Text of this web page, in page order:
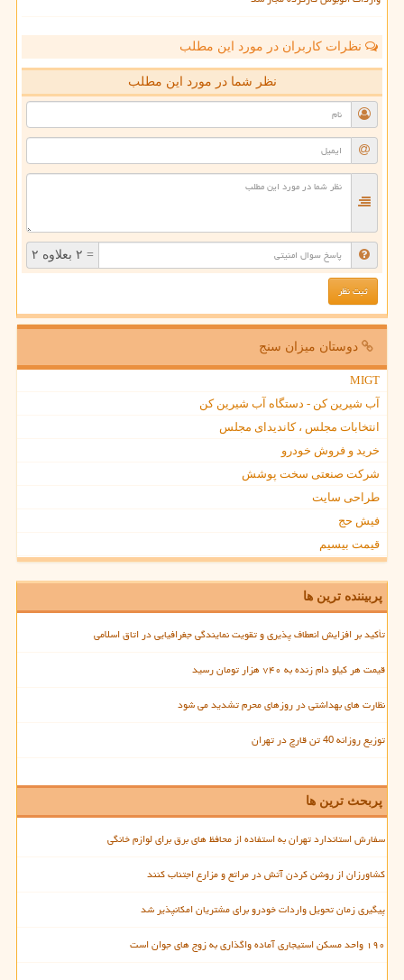
نظرات کاربران در مورد این مطلب
نظر شما در مورد این مطلب
= ۲ بعلاوه ۲
دوستان میزان سنج
MIGT
آب شیرین کن - دستگاه آب شیرین کن
انتخابات مجلس ، کاندیدای مجلس
خرید و فروش خودرو
شرکت صنعتی سخت پوشش
طراحی سایت
فیش حج
قیمت بیسیم
پربیننده ترین ها
تأکید بر افزایش انعطاف پذیری و تقویت نمایندگی جغرافیایی در اتاق اسلامی
قیمت هر کیلو دام زنده به ۷۴۰ هزار تومان رسید
نظارت های بهداشتی در روزهای محرم تشدید می شود
توزیع روزانه 40 تن قارچ در تهران
پربحث ترین ها
سفارش استاندارد تهران به استفاده از محافظ های برق برای لوازم خانگی
کشاورزان از روشن کردن آتش در مراتع و مزارع اجتناب کنند
پیگیری زمان تحویل واردات خودرو برای مشتریان امکانپذیر شد
۱۹۰ واحد مسکن استیجاری آماده واگذاری به زوج های جوان است